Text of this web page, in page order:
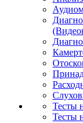
Тесты
Тесты